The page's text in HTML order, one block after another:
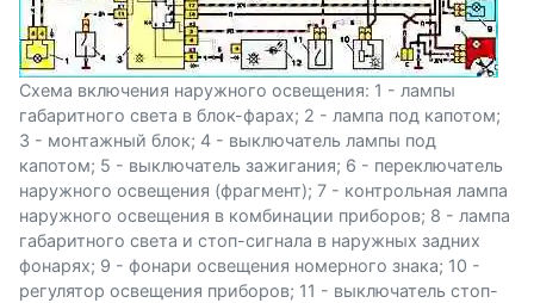
Схема включения наружного освещения: 1 - лампы
габаритного света в блок-фарах; 2 - лампа под капотом;
3 - монтажный блок; 4 - выключатель лампы под
капотом; 5 - выключатель зажигания; 6 - переключатель
наружного освещения (фрагмент); 7 - контрольная лампа
наружного освещения в комбинации приборов; 8 - лампа
габаритного света и стоп-сигнала в наружных задних
фонарях; 9 - фонари освещения номерного знака; 10 -
регулятор освещения приборов; 11 - выключатель стоп-